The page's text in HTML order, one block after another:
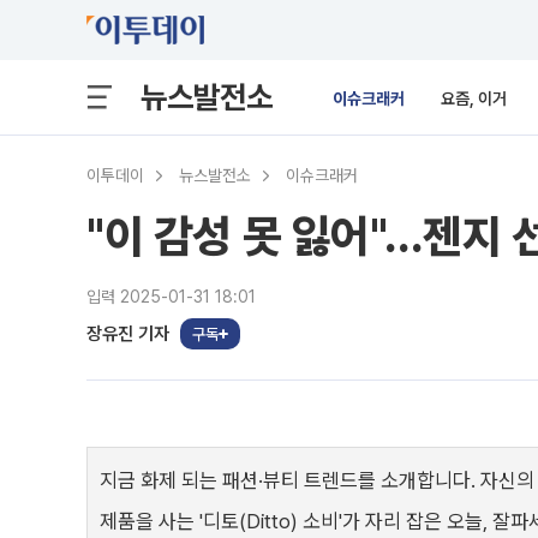
뉴스발전소 이슈크래커 요즘, 이거
이투데이 뉴스발전소 이슈크래커
"이 감성 못 잃어"…젠지
입력 2025-01-31 18:01
장유진 기자 구독
지금 화제 되는 패션·뷰티 트렌드를 소개합니다. 자신
제품을 사는 '디토(Ditto) 소비'가 자리 잡은 오늘, 잘